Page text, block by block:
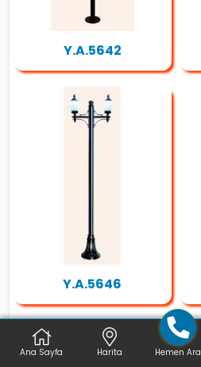
Y.A.5642
Y.A.5646
Ana Sayfa Harita Hemen Ara